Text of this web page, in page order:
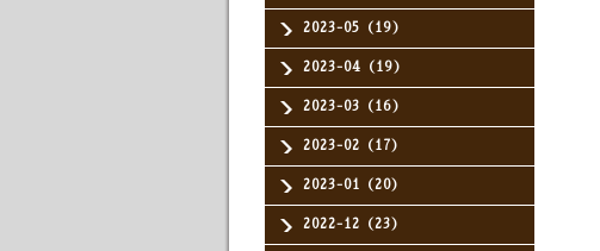
2023-05（19）
2023-04（19）
2023-03（16）
2023-02（17）
2023-01（20）
2022-12（23）